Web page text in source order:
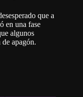
que a
en una fase
algunos
apagón.